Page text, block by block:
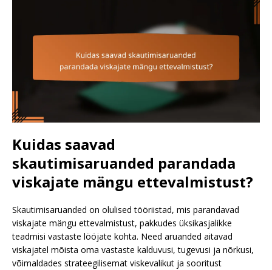
Kuidas saavad
skautimisaruanded parandada
viskajate mängu ettevalmistust?
Skautimisaruanded on olulised tööriistad, mis parandavad
viskajate mängu ettevalmistust, pakkudes üksikasjalikke
teadmisi vastaste lööjate kohta. Need aruanded aitavad
viskajatel mõista oma vastaste kalduvusi, tugevusi ja nõrkusi,
võimaldades strateegilisemat viskevalikut ja sooritust